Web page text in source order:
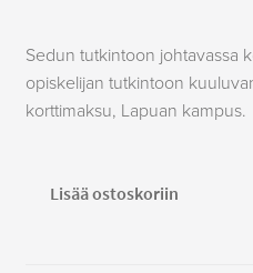
Sedun tutkintoon johtavassa
opiskelijan tutkintoon
korttimaksu, Lapuan kampus.
Lisää ostoskoriin